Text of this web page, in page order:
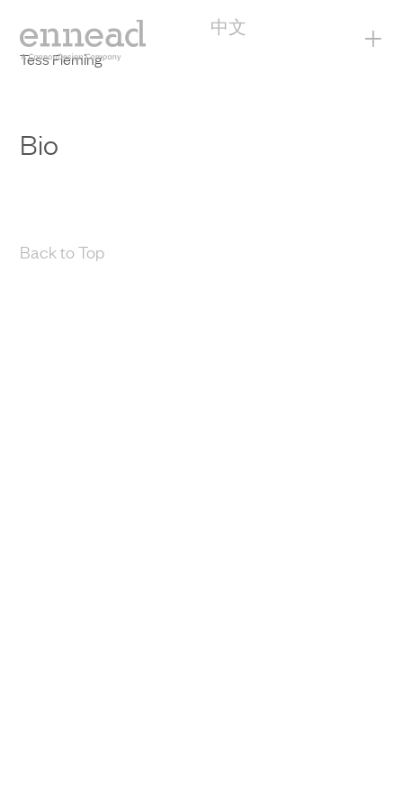
中文 +
Tess Fleming
Bio
Back to Top